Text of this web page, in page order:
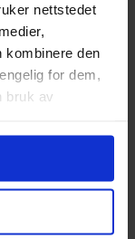
nettstedet
kombinere den
for dem,
bruk av
Mickey
Trapped on
Island
, Floyd Gottfredson
Mickey Mouse